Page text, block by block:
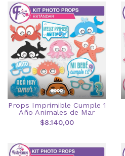
Props Imprimible Cumple 1
Año Animales de Mar
$8.140,00